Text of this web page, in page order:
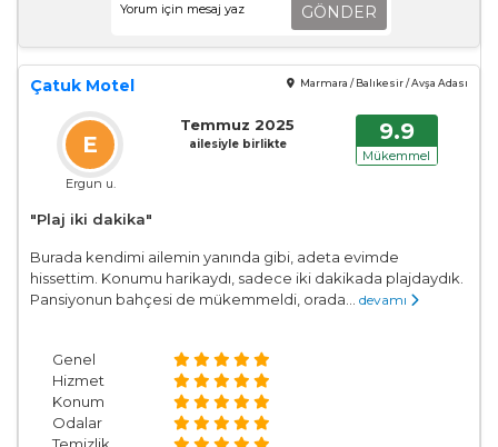
GÖNDER
Çatuk Motel Marmara / Balıkesir / Avşa Adası
E
Ergun u.
Temmuz 2025
ailesiyle birlikte 9.9
Mükemmel
"Plaj iki dakika"
Burada kendimi ailemin yanında gibi, adeta evimde
hissettim. Konumu harikaydı, sadece iki dakikada plajdaydık.
Pansiyonun bahçesi de mükemmeldi, orada... devamı
Genel
Hizmet
Konum
Odalar
Temizlik